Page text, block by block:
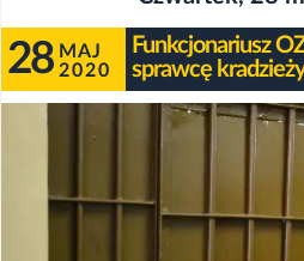
28 MAJ
2020
Funkcjonariusz
sprawcę